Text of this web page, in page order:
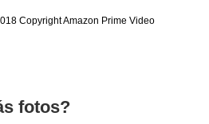
Copyright Amazon Prime Video
fotos?